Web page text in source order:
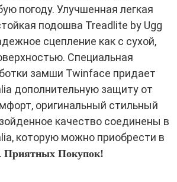
погоду. Улучшенная легкая
подошва Treadlite by Ugg
сцепление как с сухой,
Специальная
замши Twinface придает
дополнительную защиту от
оригинальный стильный
качество соединены в
которую можно приобрести в
Приятных Покупок!